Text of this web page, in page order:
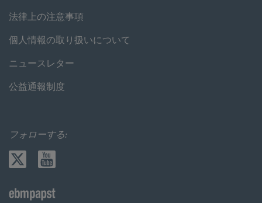
法律上の注意事項
個人情報の取り扱いについて
ニュースレター
公益通報制度
フォローする: